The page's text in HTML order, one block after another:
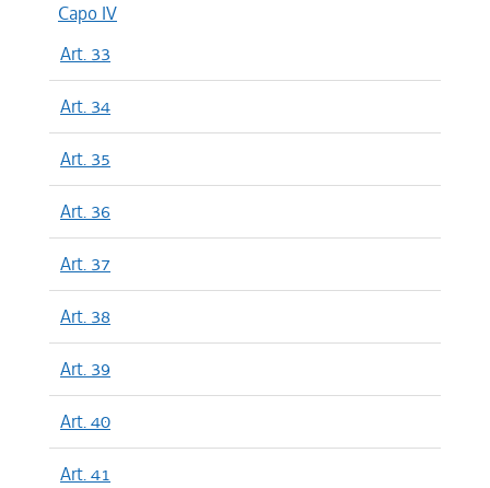
Capo IV
Art. 33
Art. 34
Art. 35
Art. 36
Art. 37
Art. 38
Art. 39
Art. 40
Art. 41